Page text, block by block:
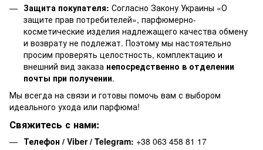
Защита покупателя: Согласно Закону Украины «О
защите прав потребителей», парфюмерно-
косметические изделия надлежащего качества обмену
и возврату не подлежат. Поэтому мы настоятельно
просим проверять целостность, комплектацию и
внешний вид заказа непосредственно в отделении
почты при получении.
Мы всегда на связи и готовы помочь вам с выбором
идеального ухода или парфюма!
Свяжитесь с нами:
Телефон / Viber / Telegram: +38 063 458 81 17